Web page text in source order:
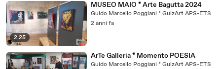
2:25
MUSEO MAIO * Arte Bagutta 2024
Guido Marcello Poggiani * GuizArt APS-ETS
2 anni fa
ArTe Galleria * Momento POESIA
Guido Marcello Poggiani * GuizArt APS-ETS